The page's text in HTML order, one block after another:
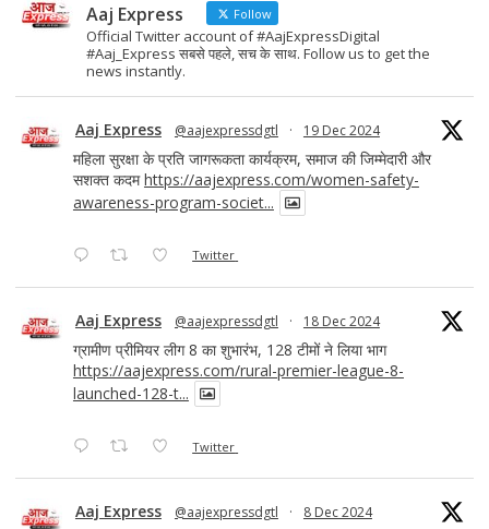
Aaj Express Follow
Official Twitter account of #AajExpressDigital
#Aaj_Express सबसे पहले, सच के साथ. Follow us to get the
news instantly.
Aaj Express @aajexpressdgtl · 19 Dec 2024
महिला सुरक्षा के प्रति जागरूकता कार्यक्रम, समाज की जिम्मेदारी और
सशक्त कदमhttps://aajexpress.com/women-safety-
awareness-program-societ...
Twitter
Aaj Express @aajexpressdgtl · 18 Dec 2024
ग्रामीण प्रीमियर लीग 8 का शुभारंभ, 128 टीमों ने लिया भाग
https://aajexpress.com/rural-premier-league-8-
launched-128-t...
Twitter
Aaj Express @aajexpressdgtl · 8 Dec 2024